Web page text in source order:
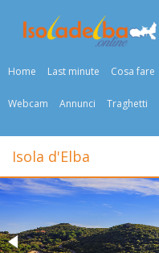
Home Last minute Cosa fare
Webcam Annunci Traghetti
Isola d'Elba